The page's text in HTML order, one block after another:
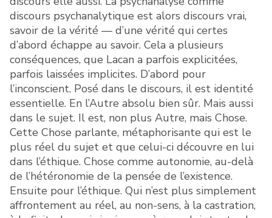
discours psychanalytique est alors discours vrai,
savoir de la vérité — d’une vérité qui certes
d’abord échappe au savoir. Cela a plusieurs
conséquences, que Lacan a parfois explicitées,
parfois laissées implicites. D’abord pour
l’inconscient. Posé dans le discours, il est identité
essentielle. En l’Autre absolu bien sûr. Mais aussi
dans le sujet. Il est, non plus Autre, mais Chose.
Cette Chose parlante, métaphorisante qui est le
plus réel du sujet et que celui-ci découvre en lui
dans l’éthique. Chose comme autonomie, au-delà
de l’hétéronomie de la pensée de l’existence.
Ensuite pour l’éthique. Qui n’est plus simplement
affrontement au réel, au non-sens, à la castration,